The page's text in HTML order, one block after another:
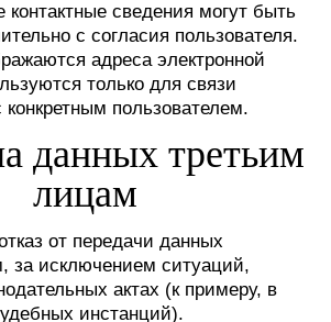
контактные сведения могут быть
с согласия пользователя.
адреса электронной
только для связи
пользователем.
данных третьим
лицам
от передачи данных
за исключением ситуаций,
актах (к примеру, в
инстанций).